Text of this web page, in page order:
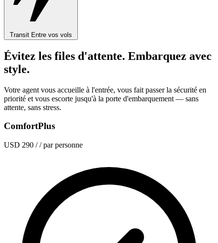
Transit Entre vos vols
Évitez les files d'attente. Embarquez avec
style.
Votre agent vous accueille à l'entrée, vous fait passer la sécurité en
priorité et vous escorte jusqu'à la porte d'embarquement — sans
attente, sans stress.
ComfortPlus
USD 290 / / par personne